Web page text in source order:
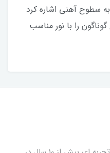
سطوح آهنی اشاره کرد
را با نور مناسب